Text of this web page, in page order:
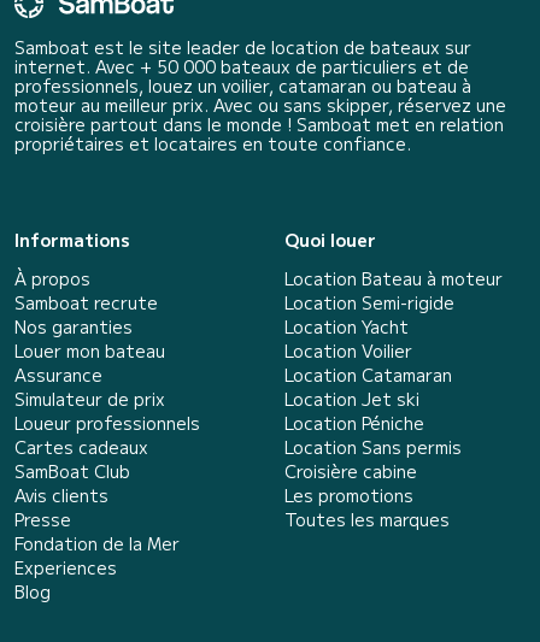
Samboat est le site leader de location de bateaux sur
internet. Avec + 50 000 bateaux de particuliers et de
professionnels, louez un voilier, catamaran ou bateau à
moteur au meilleur prix. Avec ou sans skipper, réservez une
croisière partout dans le monde ! Samboat met en relation
propriétaires et locataires en toute confiance.
Informations
À propos
Samboat recrute
Nos garanties
Louer mon bateau
Assurance
Simulateur de prix
Loueur professionnels
Cartes cadeaux
SamBoat Club
Avis clients
Presse
Fondation de la Mer
Experiences
Blog
Quoi louer
Location Bateau à moteur
Location Semi-rigide
Location Yacht
Location Voilier
Location Catamaran
Location Jet ski
Location Péniche
Location Sans permis
Croisière cabine
Les promotions
Toutes les marques